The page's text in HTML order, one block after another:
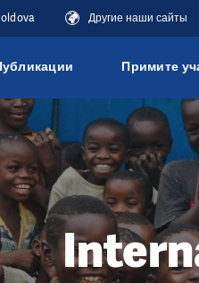
Другие наши сайты
Примите